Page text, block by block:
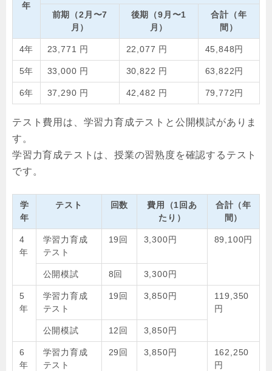
年
前期（2月〜7
月）
後期（9月〜1
月）
合計（年
間）
4年 23,771 円 22,077 円 45,848円
5年 33,000 円 30,822 円 63,822円
6年 37,290 円 42,482 円 79,772円
テスト費用は、学習力育成テストと公開模試がありま
す。
学習力育成テストは、授業の習熟度を確認するテスト
です。
学
年
テスト 回数
費用（1回あ
たり）
合計（年
間）
4
年
学習力育成
テスト
19回 3,300円 89,100円
公開模試 8回 3,300円
5
年
学習力育成
テスト
19回 3,850円
119,350
円
公開模試 12回 3,850円
6
年
学習力育成
テスト
29回 3,850円
162,250
円